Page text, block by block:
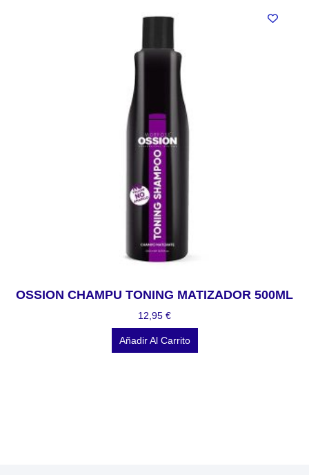
OSSION CHAMPU TONING MATIZADOR 500ML
12,95 €
Añadir Al Carrito